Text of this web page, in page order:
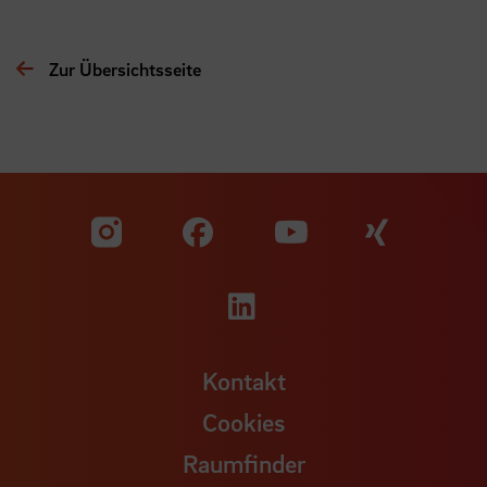
Zur Übersichtsseite
Zu unserer Facebook
Zu
Zu unserer
Kontakt
Cookies
Raumfinder